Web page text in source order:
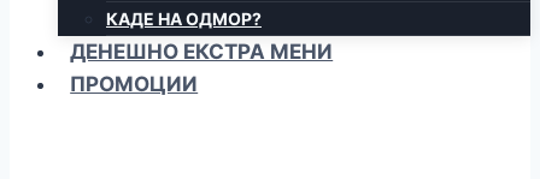
КАДЕ НА ОДМОР?
ДЕНЕШНО ЕКСТРА МЕНИ
ПРОМОЦИИ